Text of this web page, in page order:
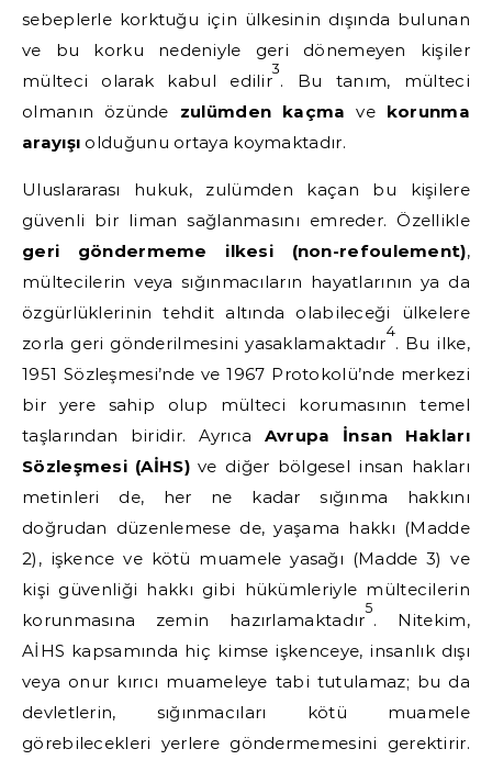
sebeplerle korktuğu için ülkesinin dışında bulunan
ve bu korku nedeniyle geri dönemeyen kişiler
mülteci olarak kabul edilir
3
. Bu tanım, mülteci
olmanın özünde zulümden kaçma ve korunma
arayışı olduğunu ortaya koymaktadır.
Uluslararası hukuk, zulümden kaçan bu kişilere
güvenli bir liman sağlanmasını emreder. Özellikle
geri göndermeme ilkesi (non-refoulement),
mültecilerin veya sığınmacıların hayatlarının ya da
özgürlüklerinin tehdit altında olabileceği ülkelere
zorla geri gönderilmesini yasaklamaktadır
4
. Bu ilke,
1951 Sözleşmesi’nde ve 1967 Protokolü’nde merkezi
bir yere sahip olup mülteci korumasının temel
taşlarından biridir. Ayrıca Avrupa İnsan Hakları
Sözleşmesi (AİHS)ve diğer bölgesel insan hakları
metinleri de, her ne kadar sığınma hakkını
doğrudan düzenlemese de, yaşama hakkı (Madde
2), işkence ve kötü muamele yasağı (Madde 3) ve
kişi güvenliği hakkı gibi hükümleriyle mültecilerin
korunmasına zemin hazırlamaktadır
5
. Nitekim,
AİHS kapsamında hiç kimse işkenceye, insanlık dışı
veya onur kırıcı muameleye tabi tutulamaz; bu da
devletlerin, sığınmacıları kötü muamele
görebilecekleri yerlere göndermemesini gerektirir.